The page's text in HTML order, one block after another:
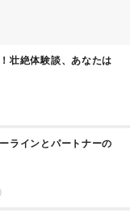
壮絶体験談、あなたは
ラインとパートナーの